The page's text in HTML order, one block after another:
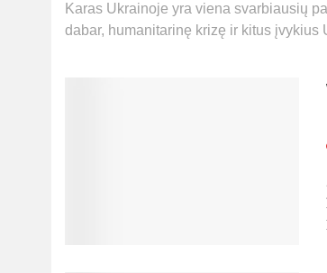
Karas Ukrainoje yra viena svarbiausių
dabar, humanitarinę krizę ir kitus